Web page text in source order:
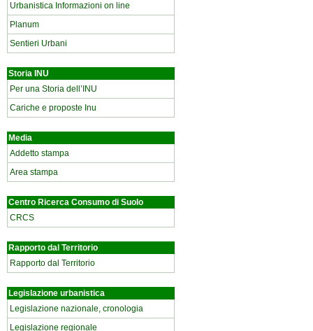
Urbanistica Informazioni on line
Planum
Sentieri Urbani
Storia INU
Per una Storia dell’INU
Cariche e proposte Inu
Media
Addetto stampa
Area stampa
Centro Ricerca Consumo di Suolo
CRCS
Rapporto dal Territorio
Rapporto dal Territorio
Legislazione urbanistica
Legislazione nazionale, cronologia
Legislazione regionale